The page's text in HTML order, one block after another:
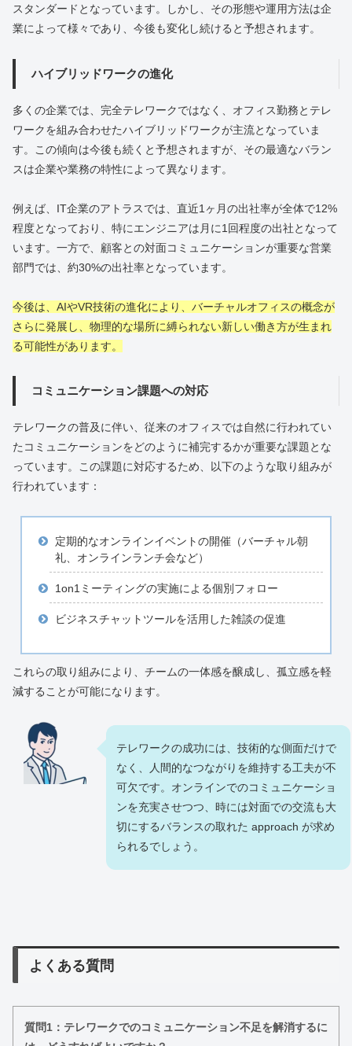
スタンダードとなっています。しかし、その形態や運用方法は企
業によって様々であり、今後も変化し続けると予想されます。
ハイブリッドワークの進化
多くの企業では、完全テレワークではなく、オフィス勤務とテレ
ワークを組み合わせたハイブリッドワークが主流となっていま
す。この傾向は今後も続くと予想されますが、その最適なバラン
スは企業や業務の特性によって異なります。
例えば、IT企業のアトラスでは、直近1ヶ月の出社率が全体で12%
程度となっており、特にエンジニアは月に1回程度の出社となって
います。一方で、顧客との対面コミュニケーションが重要な営業
部門では、約30%の出社率となっています。
今後は、AIやVR技術の進化により、バーチャルオフィスの概念が
さらに発展し、物理的な場所に縛られない新しい働き方が生まれ
る可能性があります。
コミュニケーション課題への対応
テレワークの普及に伴い、従来のオフィスでは自然に行われてい
たコミュニケーションをどのように補完するかが重要な課題とな
っています。この課題に対応するため、以下のような取り組みが
行われています：
定期的なオンラインイベントの開催（バーチャル朝
礼、オンラインランチ会など）
1on1ミーティングの実施による個別フォロー
ビジネスチャットツールを活用した雑談の促進
これらの取り組みにより、チームの一体感を醸成し、孤立感を軽
減することが可能になります。
テレワークの成功には、技術的な側面だけで
なく、人間的なつながりを維持する工夫が不
可欠です。オンラインでのコミュニケーショ
ンを充実させつつ、時には対面での交流も大
切にするバランスの取れた approach が求め
られるでしょう。
よくある質問
質問1：テレワークでのコミュニケーション不足を解消するに